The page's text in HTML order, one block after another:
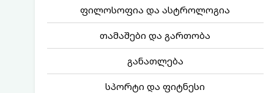
ფილოსოფია და ასტროლოგია
თამაშები და გართობა
განათლება
სპორტი და ფიტნესი